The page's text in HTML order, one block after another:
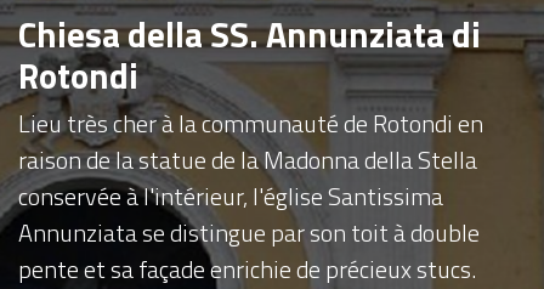
Chiesa della SS. Annunziata di
Rotondi
Lieu très cher à la communauté de Rotondi en
raison de la statue de la Madonna della Stella
conservée à l'intérieur, l'église Santissima
Annunziata se distingue par son toit à double
pente et sa façade enrichie de précieux stucs.